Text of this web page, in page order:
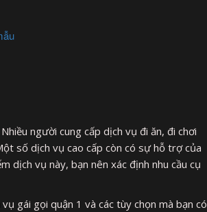
người cung cấp dịch vụ đi ăn, đi chơi
số dịch vụ cao cấp còn có sự hỗ trợ của
dịch vụ này, bạn nên xác định nhu cầu cụ
gái gọi quận 1 và các tùy chọn mà bạn có